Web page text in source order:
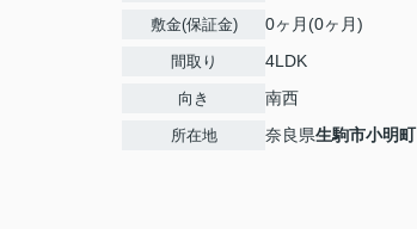
敷金(保証金) 0ヶ月(0ヶ月)
間取り 4LDK
向き 南西
所在地 奈良県生駒市小明町